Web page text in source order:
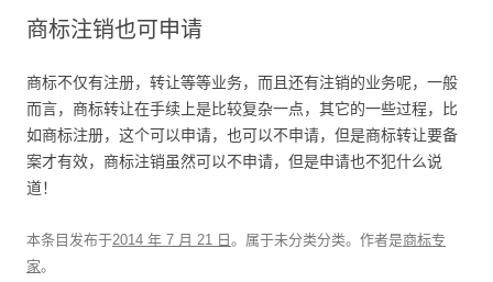
商标注销也可申请
商标不仅有注册，转让等等业务，而且还有注销的业务呢，一般
而言，商标转让在手续上是比较复杂一点，其它的一些过程，比
如商标注册，这个可以申请，也可以不申请，但是商标转让要备
案才有效，商标注销虽然可以不申请，但是申请也不犯什么说
道！
本条目发布于2014 年 7 月 21 日 。属于未分类分类。 作者是商标专
家。